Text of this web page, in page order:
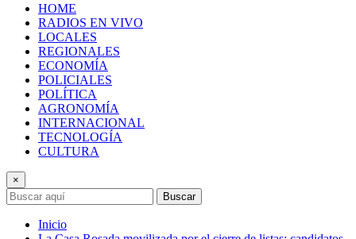
HOME
RADIOS EN VIVO
LOCALES
REGIONALES
ECONOMÍA
POLICIALES
POLÍTICA
AGRONOMÍA
INTERNACIONAL
TECNOLOGÍA
CULTURA
×
Buscar
Inicio